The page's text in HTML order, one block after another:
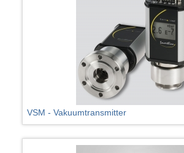
VSM - Vakuumtransmitter